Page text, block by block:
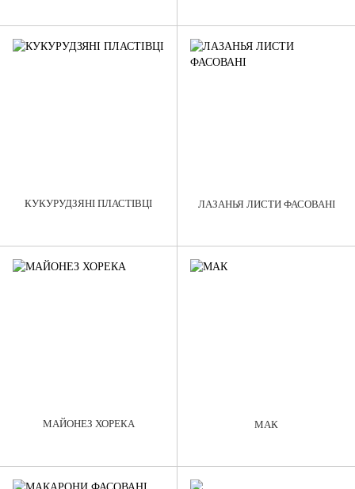
КУКУРУДЗЯНІ ПЛАСТІВЦІ ЛАЗАНЬЯ ЛИСТИ ФАСОВАНІ
МАЙОНЕЗ ХОРЕКА МАК